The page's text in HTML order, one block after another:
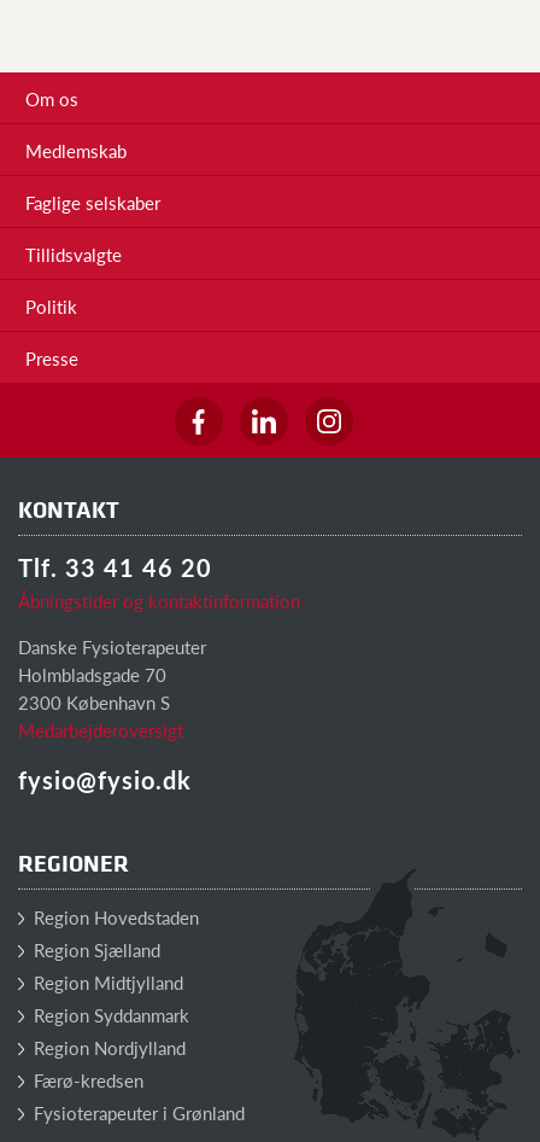
Om os
Medlemskab
Faglige selskaber
Tillidsvalgte
Politik
Presse
KONTAKT
Tlf. 33 41 46 20
Åbningstider og kontaktinformation
Danske Fysioterapeuter
Holmbladsgade 70
2300 København S
Medarbejderoversigt
fysio@fysio.dk
REGIONER
Region Hovedstaden
Region Sjælland
Region Midtjylland
Region Syddanmark
Region Nordjylland
Færø-kredsen
Fysioterapeuter i Grønland